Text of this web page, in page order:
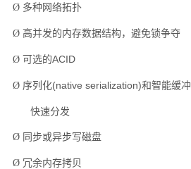
Ø 多种网络拓扑
Ø 高并发的内存数据结构，避免锁争夺
Ø 可选的ACID
Ø 序列化(native serialization)和智能缓冲
快速分发
Ø 同步或异步写磁盘
Ø 冗余内存拷贝